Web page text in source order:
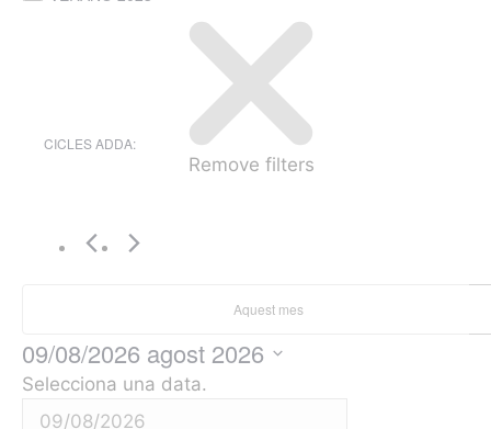
CICLES ADDA:
Remove filters
Aquest mes
09/08/2026 agost 2026
Selecciona una data.